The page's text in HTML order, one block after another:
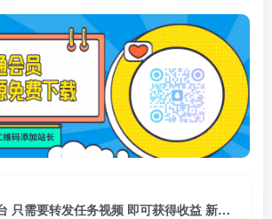
全新项目 种草平台 只需要转发任务视频 即可获得收益 新手小白每天稳定3张+【揭秘】